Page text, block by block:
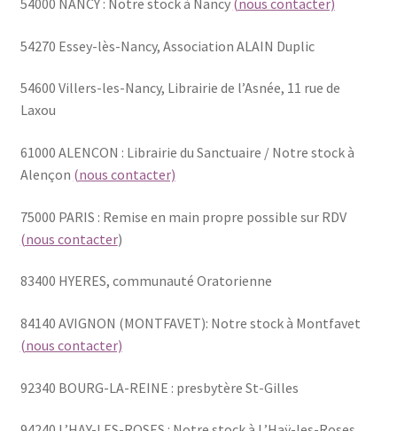
Les pages extrêmes
Mon compte
Points de vente
Presse
Une enquête
54000 NANCY : Notre stock à Nancy (nous contacter)
54270 Essey-lès-Nancy, Association ALAIN Duplic
54600 Villers-les-Nancy, Librairie de l’Asnée, 11 rue de
Laxou
61000 ALENCON : Librairie du Sanctuaire / Notre stock à
Alençon (nous contacter)
75000 PARIS : Remise en main propre possible sur RDV
(nous contacter)
83400 HYERES, communauté Oratorienne
84140 AVIGNON (MONTFAVET): Notre stock à Montfavet
(nous contacter)
92340 BOURG-LA-REINE : presbytère St-Gilles